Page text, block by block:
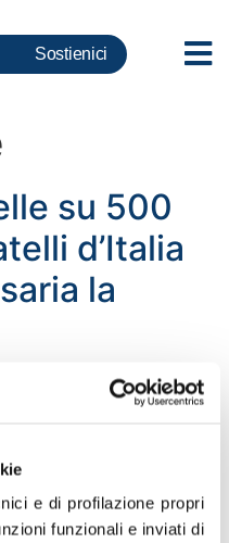
e di profilazione propri
funzionali e inviati di
Sostienici
su 500
d’Italia
la